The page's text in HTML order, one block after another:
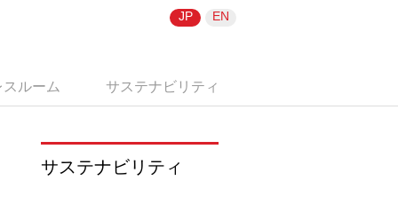
スルーム サステナビリティ
JP EN
サステナビリティ